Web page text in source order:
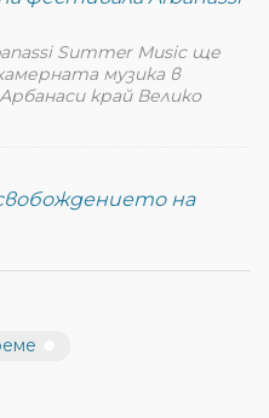
Summer Music ще
музика в
край Велико
на